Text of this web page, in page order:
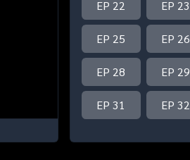
EP 22 EP 23
EP 25 EP 26
EP 28 EP 29
EP 31 EP 32